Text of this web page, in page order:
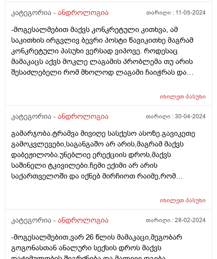
არაფერი წერია და (ნორმაა <_2%) ლეიკოაგრეგაცია-
არაფერი წერია (ნორმა - არა) ლეიკოციტები (მხ/ა) - 2-
6 მხ/ა (ნორმაა 4×10 მდე) ერითროციტები- არაფერი
წერია (ნორმაში - არა) ეპითელი- არაფერი წერია და
(ნორმა - ერთეული) ლეციტინის მარცვლები -
არაფერი წერია და ( ნორმა - დიდი რაოდ)
სპერმაგრერაცია - არაფერი წერია (ნორმა - არა)
კრისტალები- არაფერი წერია (ნორმა - არა) ლორწო -
კატეგორია - ანდროლოგია თარიღი : 11-05-2024
-მოგესალმებით მაქვს კონკრეტული კითხვა, ამ
საკითხის ირგვლივ ბევრი პოსტი წავიკითხე მაგრამ
კონკრეტული პასუხი ვერსად ვიპოვე. როდესაც
მამაკაცს აქვს მოკლე ლაგამის პრობლემა თუ არის
შესაძლებელი რომ მხოლოდ ლაგამი ჩაიჭრას და
იხილეთპასუხი
კატეგორია - ანდროლოგია თარიღი :30-04-2024
გამარჯობა.ტრამვა მივიღე სასქესო ასოზე.გავიკეთე
გამოკვლევები,საგანგაშო არ არის,მაგრამ მაქვს
დაბეჟილობა.უნებლიე ერექციის დროს,მაქვს
საშინელი ტკივილები.ჩემი ექიმი არ არის
საქართველოში და იქნებ მირჩიოთ რაიმე,რომ
იხილეთპასუხი
კატეგორია - ანდროლოგია თარიღი :28-02-2024
-მოგესალმებით,ვარ 26 წლის მამაკაცი,მეგობარ
გოგონასთან ანალური სექსის დროს მაქვს